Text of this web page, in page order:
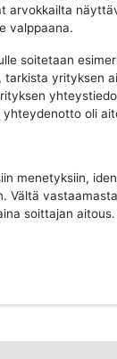
arvokkailta
valppaana.
soitetaan
yrityksen
yhteydenotto oli
menetyksiin,
Vältä
soittajan